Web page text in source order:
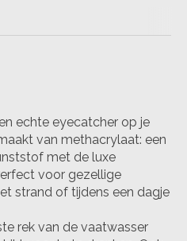
echte eyecatcher op je
van methacrylaat: een
met de luxe
voor gezellige
strand of tijdens een dagje
rek van de vaatwasser